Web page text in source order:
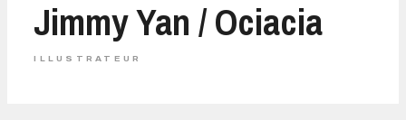
Jimmy Yan / Ociacia
ILLUSTRATEUR